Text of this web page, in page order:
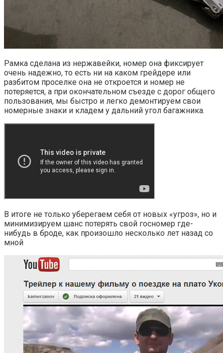
Рамка сделана из нержавейки, номер она фиксирует
очень надежно, то есть ни на каком грейдере или
разбитом проселке она не откроется и номер не
потеряется, а при окончательном съезде с дорог общего
пользования, мы быстро и легко демонтируем свои
номерные знаки и кладем у дальний угол багажника.
В итоге не только уберегаем себя от новых «угроз», но и
минимизируем шанс потерять свой госномер где-
нибудь в броде, как произошло несколько лет назад со
мной